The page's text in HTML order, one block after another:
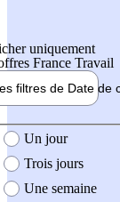
uniquement
France Travail
filtres de Date de
création de l'offre
Un jour
Trois jours
Une semaine